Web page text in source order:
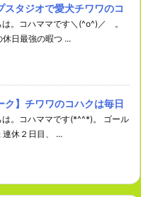
スタジオで愛犬チワワのコ
は。コハママです＼(^o^)／ 。
日最強の暇つ ...
ク】チワワのコハクは毎日
は。コハママです(*^^*)。 ゴール
休２日目、 ...